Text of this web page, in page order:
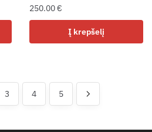
250.00€
Į krepšelį
3 4 5